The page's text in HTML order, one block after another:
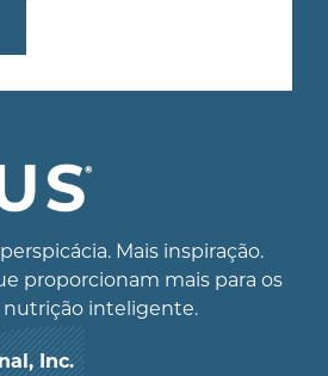
Mais inspiração.
proporcionam mais para os
nutrição inteligente.
Inc.